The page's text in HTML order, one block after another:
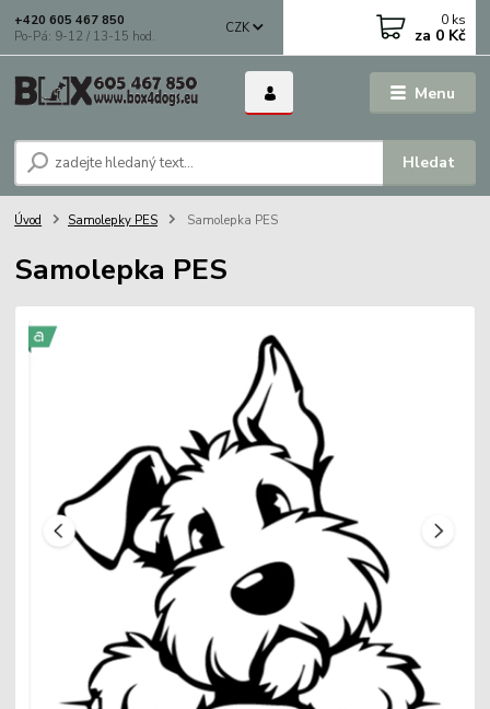
Menu
CZK
Hledat
+420 605 467 850
Po-Pá: 9-12 / 13-15 hod.
0 ks
za 0 Kč
Úvod Samolepky PES Samolepka PES
Samolepka PES